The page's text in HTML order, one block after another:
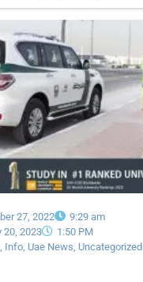
27, 2022
9:29 am
20, 2023
1:50 PM
Info Uae News Uncategorized